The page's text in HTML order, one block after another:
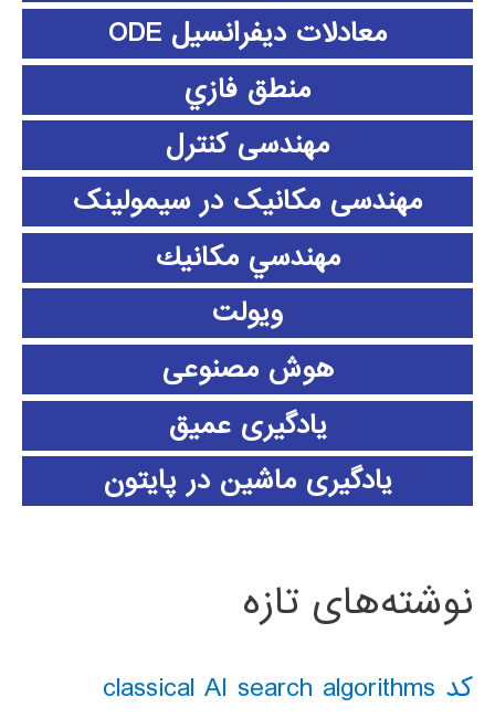
معادلات دیفرانسیل ODE
منطق فازي
مهندسی کنترل
مهندسی مکانیک در سیمولینک
مهندسي مكانيك
ویولت
هوش مصنوعی
یادگیری عمیق
یادگیری ماشین در پایتون
نوشته‌های تازه
کد classical AI search algorithms